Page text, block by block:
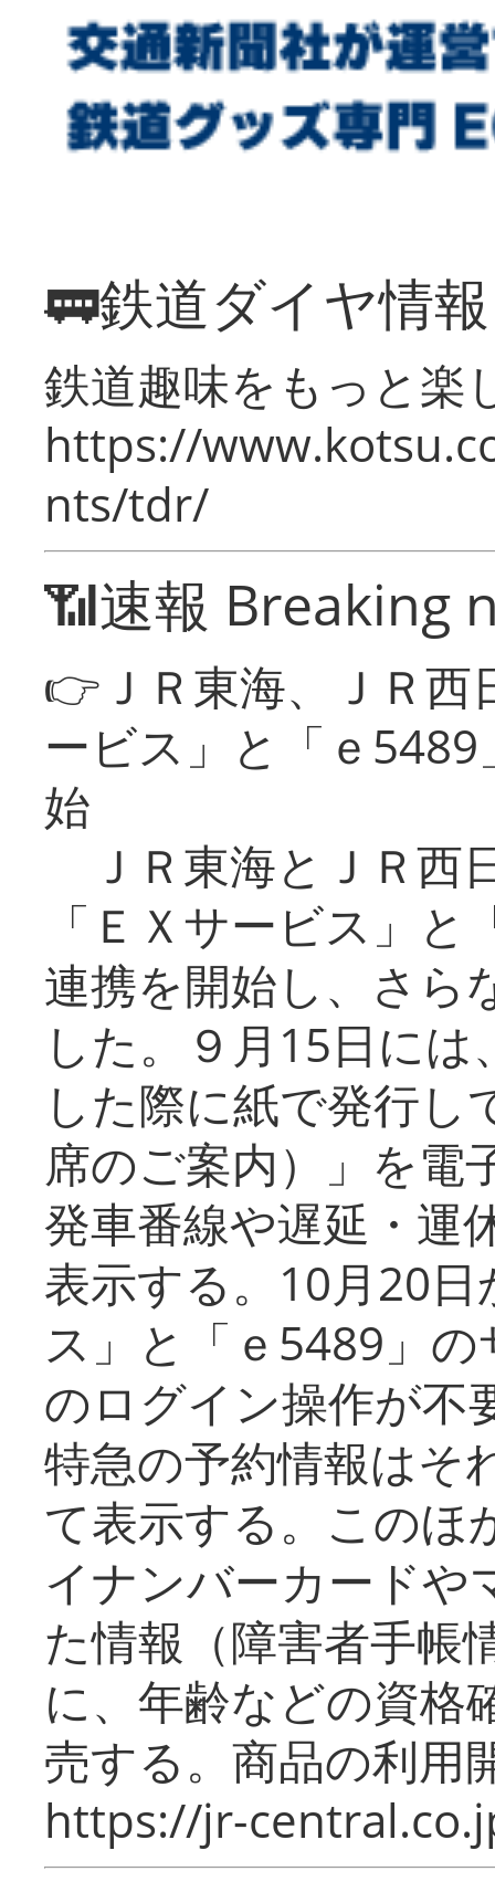
🚃鉄道ダイヤ情
鉄道趣味をもっと楽
https://
nts/tdr/
📶速報 Breaking
👉ＪＲ東海、ＪＲ
ービス」と「ｅ
始
ＪＲ東海とＪＲ西
「ＥＸサービス」
連携を開始し、さら
した。９月15日に
した際に紙で発行し
席のご案内）」を電
発車番線や遅延・運
表示する。10月20
ス」と「ｅ5489」
のログイン操作が不
特急の予約情報はそ
て表示する。このほ
イナンバーカードや
た情報（障害者手帳
に、年齢などの資格
売する。商品の利用
https://jr-